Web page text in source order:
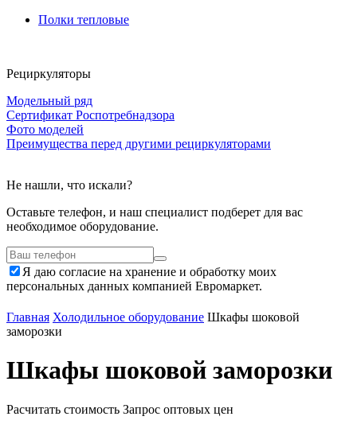
Полки тепловые
Рециркуляторы
Модельный ряд
Сертификат Роспотребнадзора
Фото моделей
Преимущества перед другими рециркуляторами
Не нашли, что искали?
Оставьте телефон, и наш специалист подберет для вас
необходимое оборудование.
Я даю согласие на хранение и обработку моих
персональных данных компанией Евромаркет.
Главная Холодильное оборудование Шкафы шоковой
заморозки
Шкафы шоковой заморозки
Расчитать стоимость Запрос оптовых цен